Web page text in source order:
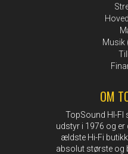
Musik
OM
TopSound HI-FI
udstyr i 1976 og
ældste Hi-Fi
absolut største og